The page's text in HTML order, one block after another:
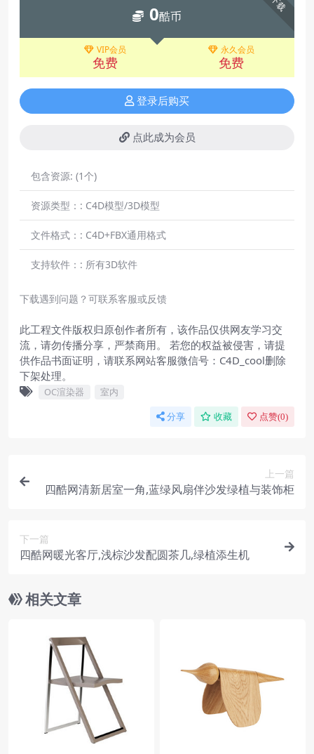
0酷币
VIP会员
免费
永久会员
免费
登录后购买
点此成为会员
包含资源: (1个)
资源类型：: C4D模型/3D模型
文件格式：: C4D+FBX通用格式
支持软件：: 所有3D软件
下载遇到问题？可联系客服或反馈
此工程文件版权归原创作者所有，该作品仅供网友学习交
流，请勿传播分享，严禁商用。 若您的权益被侵害，请提
供作品书面证明，请联系网站客服微信号：C4D_cool删除
下架处理。
OC渲染器 室内
分享 收藏 点赞(0)
上一篇
四酷网清新居室一角,蓝绿风扇伴沙发绿植与装饰柜
下一篇
四酷网暖光客厅,浅棕沙发配圆茶几,绿植添生机
相关文章